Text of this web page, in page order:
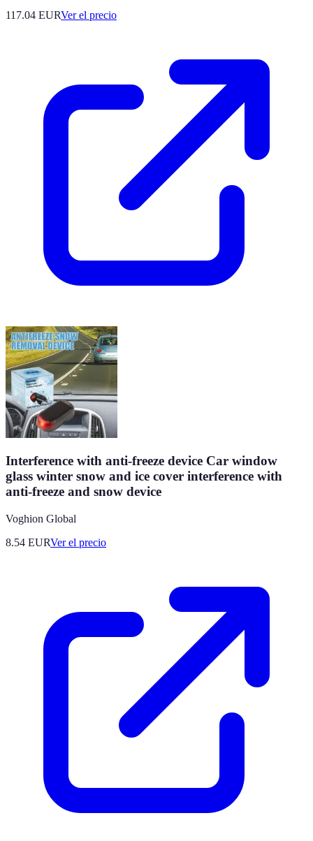
117.04 EURVer el precio
Interference with anti-freeze device Car window
glass winter snow and ice cover interference with
anti-freeze and snow device
Voghion Global
8.54 EURVer el precio